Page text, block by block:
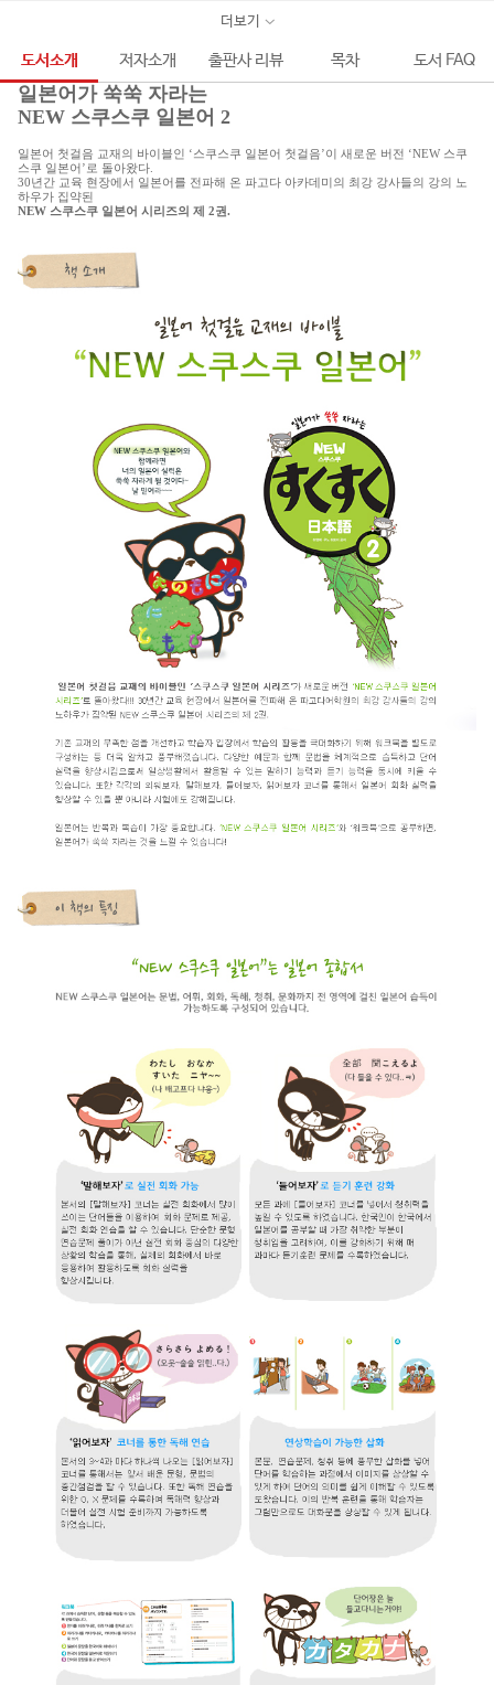
더보기
도서소개 저자소개 출판사 리뷰 목차 도서 FAQ
일본어가 쑥쑥 자라는
NEW 스쿠스쿠 일본어 2
일본어 첫걸음 교재의 바이블인 ‘스쿠스쿠 일본어 첫걸음’이 새로운 버전 ‘NEW 스쿠
스쿠 일본어’로 돌아왔다.
30년간 교육 현장에서 일본어를 전파해 온 파고다 아카데미의 최강 강사들의 강의 노
하우가 집약된
NEW 스쿠스쿠 일본어 시리즈의 제 2권.